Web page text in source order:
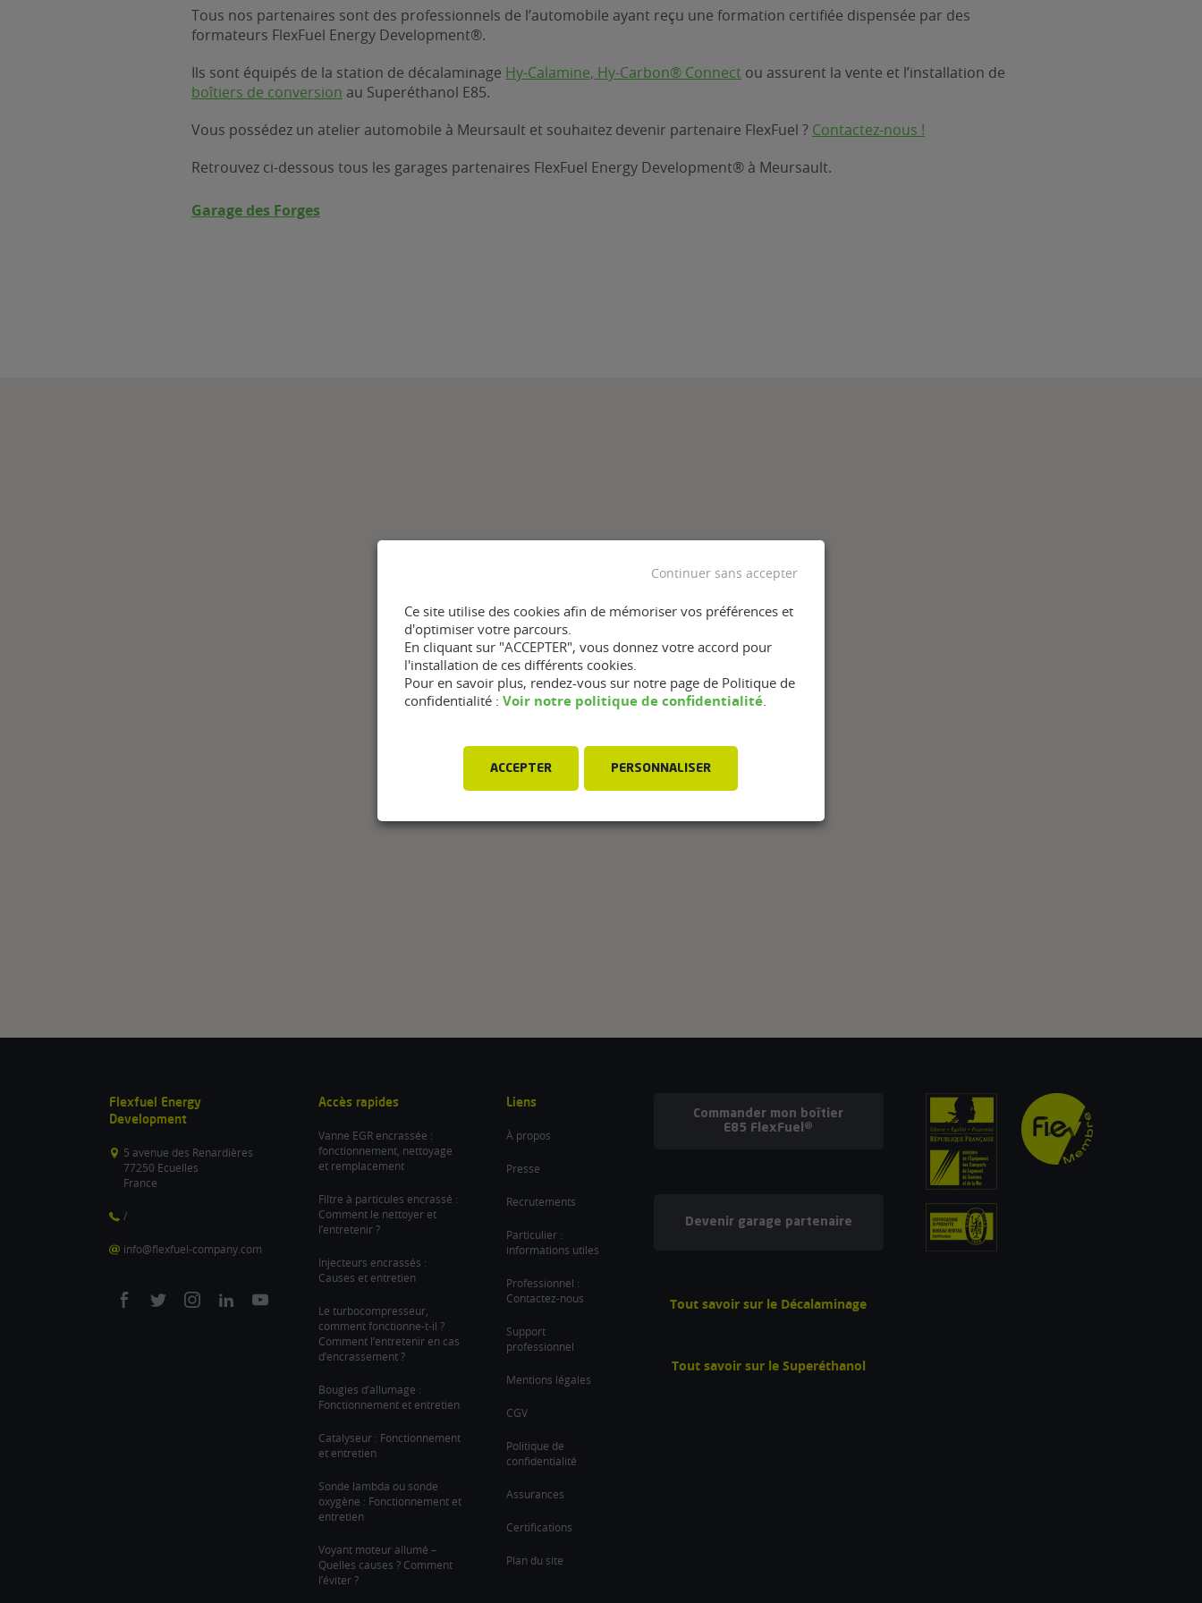
Tous nos partenaires sont des professionnels de l’automobile ayant reçu une formation certifiée dispensée par des
formateurs FlexFuel Energy Development®.
Ils sont équipés de la station de décalaminage Hy-Calamine, Hy-Carbon® Connect ou assurent la vente et l’installation de
boîtiers de conversion au Superéthanol E85.
Vous possédez un atelier automobile à Meursault et souhaitez devenir partenaire FlexFuel ? Contactez-nous !
Retrouvez ci-dessous tous les garages partenaires FlexFuel Energy Development® à Meursault.
Garage des Forges
Flexfuel Energy
Development
5 avenue des Renardières
77250 Ecuelles
France
/
info@flexfuel-company.com
On
On
On
On
On
Accès rapides
Vanne EGR encrassée :
fonctionnement, nettoyage
et remplacement
Filtre à particules encrassé :
Comment le nettoyer et
l’entretenir ?
Injecteurs encrassés :
Causes et entretien
Le turbocompresseur,
comment fonctionne-t-il ?
Comment l’entretenir en cas
d’encrassement ?
Bougies d’allumage :
Fonctionnement et entretien
Catalyseur : Fonctionnement
et entretien
Sonde lambda ou sonde
oxygène : Fonctionnement et
entretien
Voyant moteur allumé –
Quelles causes ? Comment
l’éviter ?
Liens
À propos
Presse
Recrutements
Particulier :
informations utiles
Professionnel :
Contactez-nous
Support
professionnel
Mentions légales
CGV
Politique de
confidentialité
Assurances
Certifications
Plan du site
Commander mon boîtier
E85 FlexFuel®
Devenir garage partenaire
Tout savoir sur le Décalaminage
Tout savoir sur le Superéthanol
Ce site utilise des cookies afin de mémoriser vos préférences et
d'optimiser votre parcours.
En cliquant sur "ACCEPTER", vous donnez votre accord pour
l'installation de ces différents cookies.
Pour en savoir plus, rendez-vous sur notre page de Politique de
confidentialité : Voir notre politique de confidentialité
ACCEPTER PERSONNALISER
Continuer sans accepter